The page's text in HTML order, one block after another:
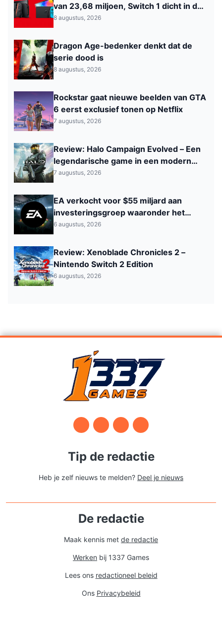
van 23,68 miljoen, Switch 1 dicht in de
buurt van de PS2
8 augustus, 2026
Dragon Age-bedenker denkt dat de
serie dood is
8 augustus, 2026
Rockstar gaat nieuwe beelden van GTA
6 eerst exclusief tonen op Netflix
7 augustus, 2026
Review: Halo Campaign Evolved – Een
legendarische game in een modern
jasje
7 augustus, 2026
EA verkocht voor $55 miljard aan
investeringsgroep waaronder het
Saoedi‑Arabisch PIF
6 augustus, 2026
Review: Xenoblade Chronicles 2 –
Nintendo Switch 2 Edition
6 augustus, 2026
Tip de redactie
Heb je zelf nieuws te melden? Deel je nieuws
De redactie
Maak kennis met de redactie
Werken bij 1337 Games
Lees ons redactioneel beleid
Ons Privacybeleid